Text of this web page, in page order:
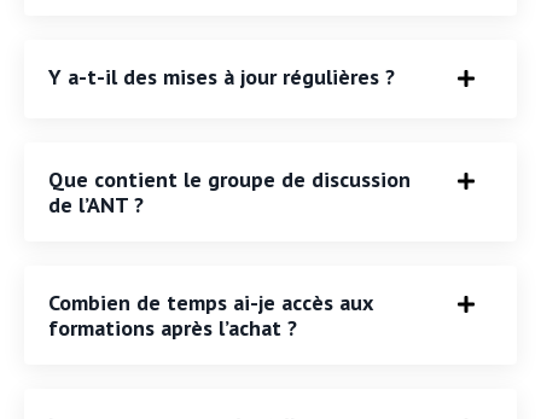
Y a-t-il des mises à jour régulières ?
Que contient le groupe de discussion
de l’ANT ?
Combien de temps ai-je accès aux
formations après l’achat ?